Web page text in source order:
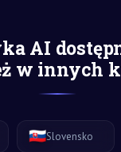
AI
w innych
🇸🇰Slovensko